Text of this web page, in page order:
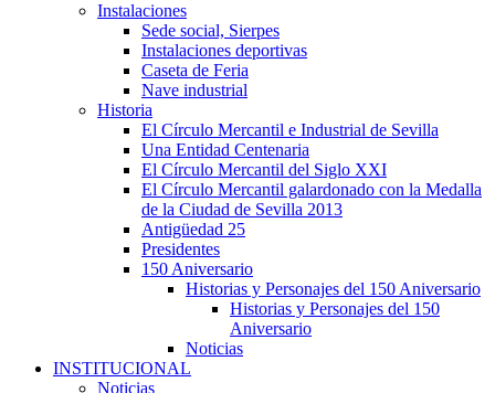
Instalaciones
Sede social, Sierpes
Instalaciones deportivas
Caseta de Feria
Nave industrial
Historia
El Círculo Mercantil e Industrial de Sevilla
Una Entidad Centenaria
El Círculo Mercantil del Siglo XXI
El Círculo Mercantil galardonado con la Medalla
de la Ciudad de Sevilla 2013
Antigüedad 25
Presidentes
150 Aniversario
Historias y Personajes del 150 Aniversario
Historias y Personajes del 150
Aniversario
Noticias
INSTITUCIONAL
Noticias